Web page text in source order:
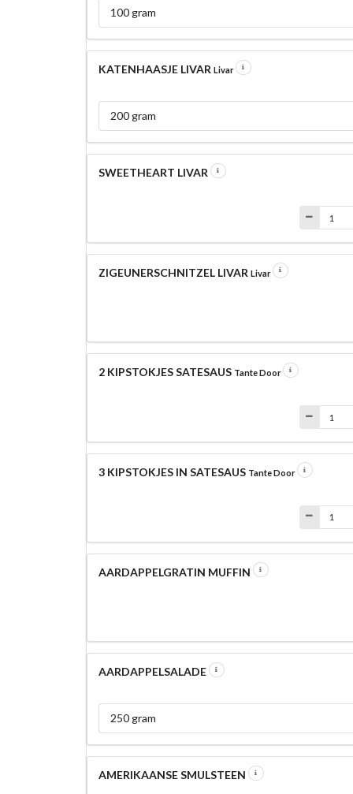
100 gram
KATENHAASJE LIVAR Livar
200 gram
SWEETHEART LIVAR
ZIGEUNERSCHNITZEL LIVAR Livar
2 KIPSTOKJES SATESAUS Tante Door
3 KIPSTOKJES IN SATESAUS Tante Door
AARDAPPELGRATIN MUFFIN
AARDAPPELSALADE
250 gram
AMERIKAANSE SMULSTEEN